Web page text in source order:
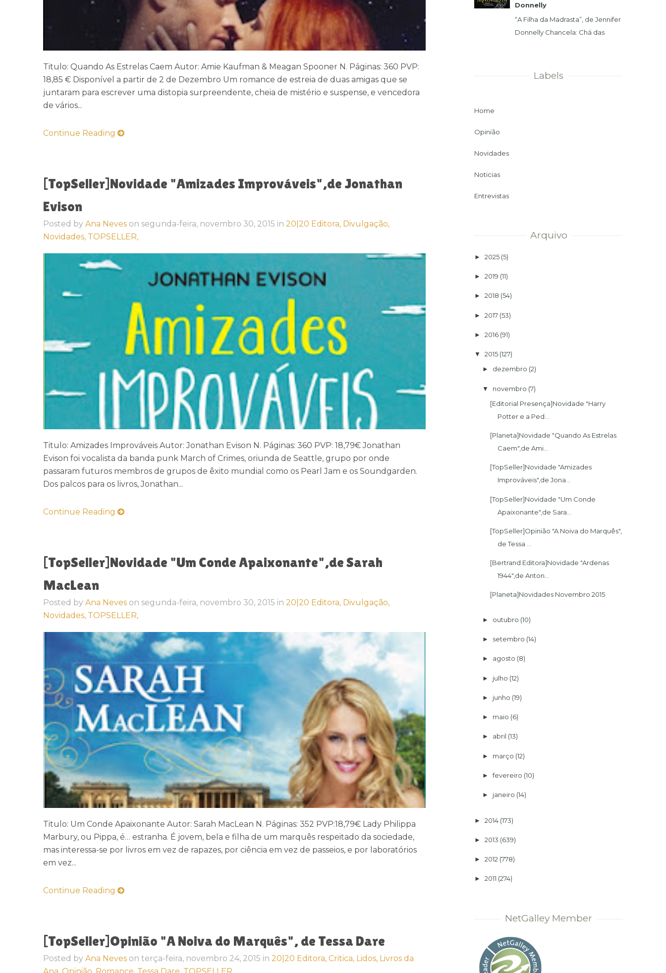
Titulo: Quando As Estrelas Caem Autor: Amie Kaufman & Meagan Spooner N. Páginas: 360 PVP:
18,85 € Disponível a partir de 2 de Dezembro Um romance de estreia de duas amigas que se
juntaram para escrever uma distopia surpreendente, cheia de mistério e suspense, e vencedora
de vários...
Continue Reading
[TopSeller]Novidade "Amizades Improváveis",de Jonathan
Evison
Posted by Ana Neves on segunda-feira, novembro 30, 2015 in 20|20 Editora, Divulgação,
Novidades, TOPSELLER,
Titulo: Amizades Improváveis Autor: Jonathan Evison N. Páginas: 360 PVP: 18,79€ Jonathan
Evison foi vocalista da banda punk March of Crimes, oriunda de Seattle, grupo por onde
passaram futuros membros de grupos de êxito mundial como os Pearl Jam e os Soundgarden.
Dos palcos para os livros, Jonathan...
Continue Reading
[TopSeller]Novidade "Um Conde Apaixonante",de Sarah
MacLean
Posted by Ana Neves on segunda-feira, novembro 30, 2015 in 20|20 Editora, Divulgação,
Novidades, TOPSELLER,
Titulo: Um Conde Apaixonante Autor: Sarah MacLean N. Páginas: 352 PVP:18,79€ Lady Philippa
Marbury, ou Pippa, é… estranha. É jovem, bela e filha de um marquês respeitado da sociedade,
mas interessa-se por livros em vez de rapazes, por ciência em vez de passeios, e por laboratórios
em vez...
Continue Reading
[TopSeller]Opinião "A Noiva do Marquês", de Tessa Dare
Posted by Ana Neves on terça-feira, novembro 24, 2015 in 20|20 Editora, Critica, Lidos, Livros da
Donnelly
“A Filha da Madrasta”, de Jennifer
Donnelly Chancela: Chá das
Labels
Home
Opinião
Novidades
Noticias
Entrevistas
Arquivo
► 2025 (5)
► 2019 (11)
► 2018 (54)
► 2017 (53)
► 2016 (91)
▼ 2015 (127)
► dezembro (2)
▼ novembro (7)
[Editorial Presença]Novidade "Harry
Potter e a Ped...
[Planeta]Novidade "Quando As Estrelas
Caem",de Ami...
[TopSeller]Novidade "Amizades
Improváveis",de Jona...
[TopSeller]Novidade "Um Conde
Apaixonante",de Sara...
[TopSeller]Opinião "A Noiva do Marquês",
de Tessa ...
[Bertrand Editora]Novidade "Ardenas
1944",de Anton...
[Planeta]Novidades Novembro 2015
► outubro (10)
► setembro (14)
► agosto (8)
► julho (12)
► junho (19)
► maio (6)
► abril (13)
► março (12)
►fevereiro (10)
► janeiro (14)
► 2014 (173)
► 2013 (639)
► 2012 (778)
► 2011 (274)
NetGalley Member